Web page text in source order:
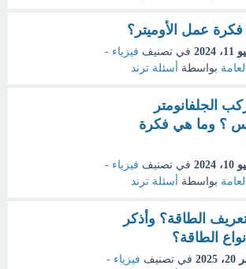
عمل الأوميتر؟
2024 في تصنيف فيزياء -
بواسطة أسئلة ترند
الجلفانومتر
؟ وما هي فكرة
2024 في تصنيف فيزياء -
بواسطة أسئلة ترند
الطاقة؟ وأذكر
الطاقة؟
في تصنيف فيزياء -